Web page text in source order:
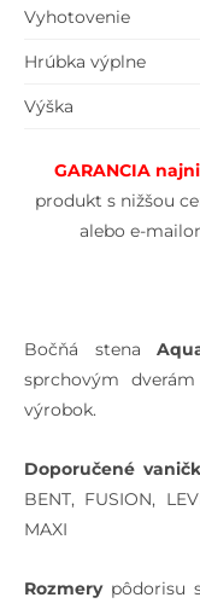
Vyhotovenie
Hrúbka výplne
Výška
GARANCIA
produkt s nižšou
alebo e-
Bočňá stena
sprchovým
výrobok.
Doporučené
BENT, FUSION,
MAXI
Rozmerypôdorisu